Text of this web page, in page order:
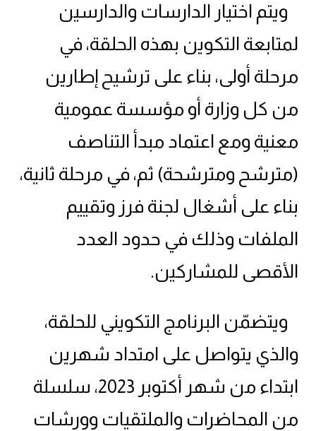
ويتم اختيار الدارسات والدارسين
لمتابعة التكوين بهذه الحلقة، في
مرحلة أولى، بناء على ترشيح إطارين
من كل وزارة أو مؤسسة عمومية
معنية ومع اعتماد مبدأ التناصف
(مترشح ومترشحة) ثم، في مرحلة ثانية،
بناء على أشغال لجنة فرز وتقييم
الملفات وذلك في حدود العدد
الأقصى للمشاركين.
ويتضمّن البرنامج التكويني للحلقة،
والذي يتواصل على امتداد شهرين
ابتداء من شهر أكتوبر 2023، سلسلة
من المحاضرات والملتقيات وورشات